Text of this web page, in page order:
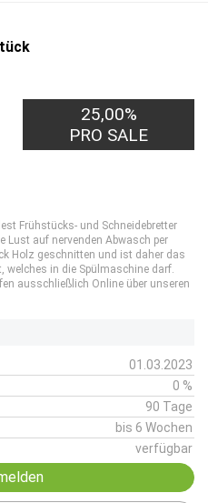
25,00%
PRO SALE
Frühstücks- und Schneidebretter
Lust auf nervenden Abwasch per
Holz geschnitten und ist daher das
welches in die Spülmaschine darf.
ausschließlich Online über unseren
01.03.2023
0 %
90 Tage
bis 6 Wochen
verfügbar